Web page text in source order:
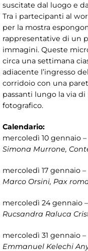
suscitate dal luogo e
Tra i partecipanti al
per la mostra
rappresentative di un
immagini. Queste
circa una settimana
adiacente l’ingresso
corridoio con una
passanti lungo la via
fotografico.
Calendario:
mercoledì 10 gennaio
Simona Murrone,
mercoledì 17 gennaio
Marco Orsini, Pax
mercoledì 24 gennaio
Rucsandra Raluca
mercoledì 31 gennaio
Emmanuel Kelechi